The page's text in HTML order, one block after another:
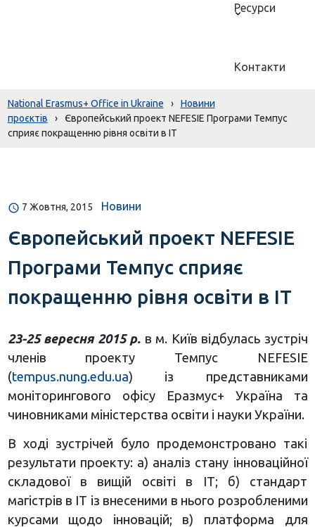
Ресурси
Контакти
National Erasmus+ Office in Ukraine ›
Новини
проєктів
›
Європейський проект NEFESIE Програми Темпус
сприяє покращенню рівня освіти в ІТ
7 Жовтня, 2015 Новини
Європейський проект NEFESIE
Програми Темпус сприяє
покращенню рівня освіти в ІТ
23-25 вересня 2015 р. в м. Київ відбулась зустріч
членів проекту Темпус NEFESIE
(tempus.nung.edu.ua) із представниками
моніторингового офісу Еразмус+ Україна та
чиновниками міністерства освіти і науки України.
В ході зустрічей було продемонстровано такі
результати проекту: а) аналіз стану інноваційної
складової в вищій освіті в ІТ; б) стандарт
магістрів в ІТ із внесеними в нього розробленими
курсами щодо інновацій; в) платформа для